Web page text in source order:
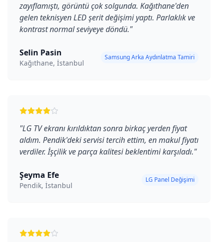
zayıflamıştı, görüntü çok solgunda. Kağıthane'den
gelen teknisyen LED şerit değişimi yaptı. Parlaklık ve
kontrast normal seviyeye döndü."
Selin Pasin
Kağıthane, İstanbul
Samsung Arka Aydınlatma Tamiri
"LG TV ekranı kırıldıktan sonra birkaç yerden fiyat
aldım. Pendik'deki servisi tercih ettim, en makul fiyatı
verdiler. İşçilik ve parça kalitesi beklentimi karşıladı."
Şeyma Efe
Pendik, İstanbul
LG Panel Değişimi